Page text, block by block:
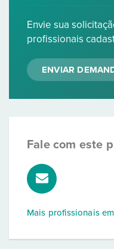
Envie sua
profissionais
ENVIAR
Fale com este
Mais profissionais